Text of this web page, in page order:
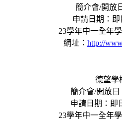
簡介會/開放
申請日期：即
23學年中一全年
網址： http://
德望學
簡介會/開放
申請日期：即
23學年中一全年